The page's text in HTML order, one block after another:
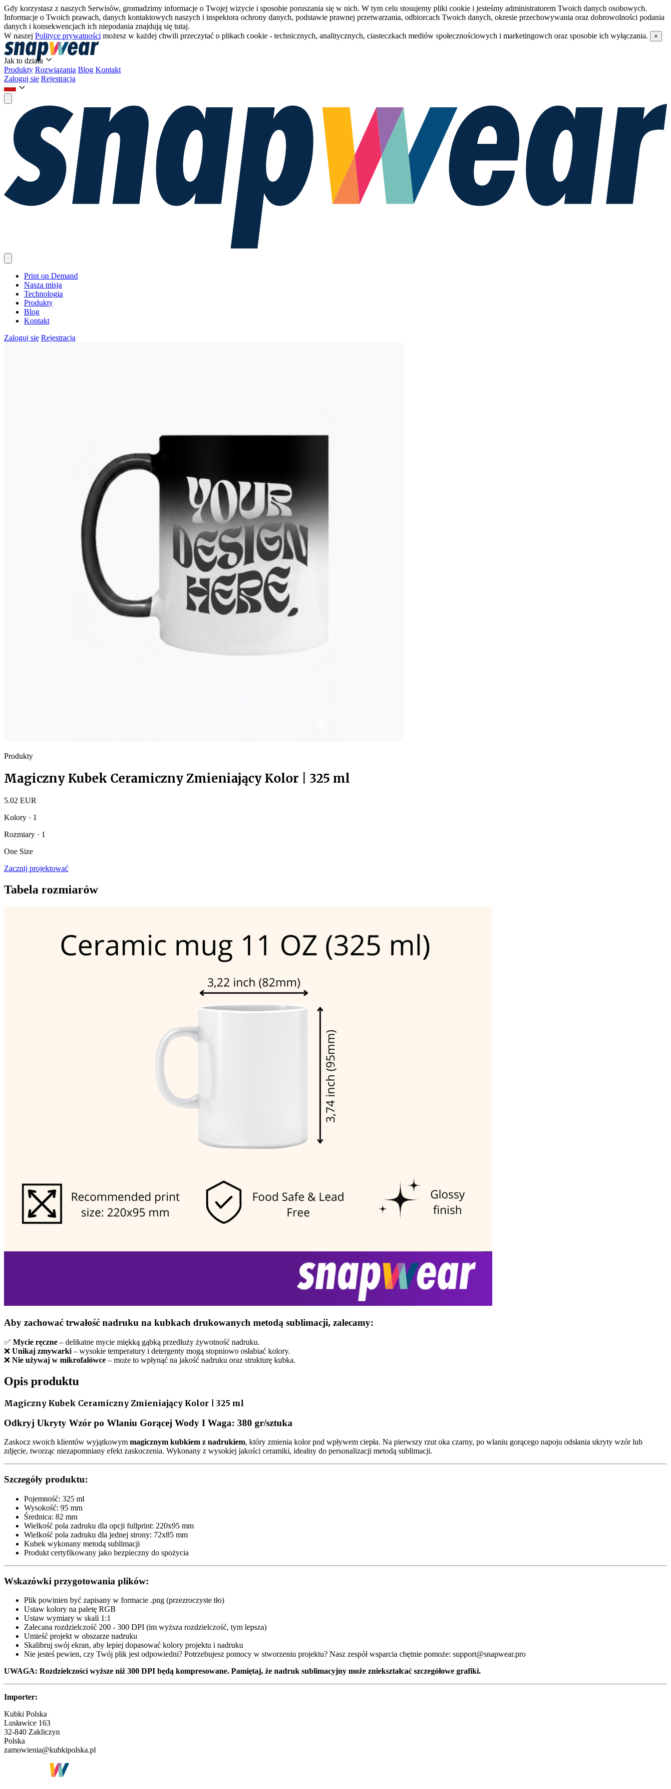
Gdy korzystasz z naszych Serwisów, gromadzimy informacje o Twojej wizycie i sposobie poruszania się w nich. W tym celu stosujemy pliki cookie i jesteśmy administratorem Twoich danych osobowych.
Informacje o Twoich prawach, danych kontaktowych naszych i inspektora ochrony danych, podstawie prawnej przetwarzania, odbiorcach Twoich danych, okresie przechowywania oraz dobrowolności podania
danych i konsekwencjach ich niepodania znajdują się tutaj.
W naszej Polityce prywatności możesz w każdej chwili przeczytać o plikach cookie - technicznych, analitycznych, ciasteczkach mediów społecznościowych i marketingowch oraz sposobie ich wyłączania. ×
Jak to działa
Produkty Rozwiązania Blog Kontakt
Zaloguj się Rejestracja
Print on Demand
Nasza misja
Technologia
Produkty
Blog
Kontakt
Zaloguj się Rejestracja
Produkty
Magiczny Kubek Ceramiczny Zmieniający Kolor | 325 ml
5.02 EUR
Kolory · 1
Rozmiary · 1
One Size
Zacznij projektować
Tabela rozmiarów
Aby zachować trwałość nadruku na kubkach drukowanych metodą sublimacji, zalecamy:
✅ Mycie ręczne – delikatne mycie miękką gąbką przedłuży żywotność nadruku.
❌ Unikaj zmywarki – wysokie temperatury i detergenty mogą stopniowo osłabiać kolory.
❌ Nie używaj w mikrofalówce – może to wpłynąć na jakość nadruku oraz strukturę kubka.
Opis produktu
Magiczny Kubek Ceramiczny Zmieniający Kolor | 325 ml
Odkryj Ukryty Wzór po Wlaniu Gorącej Wody I Waga: 380 gr/sztuka
Zaskocz swoich klientów wyjątkowym magicznym kubkiem z nadrukiem, który zmienia kolor pod wpływem ciepła. Na pierwszy rzut oka czarny, po wlaniu gorącego napoju odsłania ukryty wzór lub
zdjęcie, tworząc niezapomniany efekt zaskoczenia. Wykonany z wysokiej jakości ceramiki, idealny do personalizacji metodą sublimacji.
Szczegóły produktu:
Pojemność: 325 ml
Wysokość: 95 mm
Średnica: 82 mm
Wielkość pola zadruku dla opcji fullprint: 220x95 mm
Wielkość pola zadruku dla jednej strony: 72x85 mm
Kubek wykonany metodą sublimacji
Produkt certyfikowany jako bezpieczny do spożycia
Wskazówki przygotowania plików:
Plik powinien być zapisany w formacie .png (przezroczyste tło)
Ustaw kolory na paletę RGB
Ustaw wymiary w skali 1:1
Zalecana rozdzielczość 200 - 300 DPI (im wyższa rozdzielczość, tym lepsza)
Umieść projekt w obszarze nadruku
Skalibruj swój ekran, aby lepiej dopasować kolory projektu i nadruku
Nie jesteś pewien, czy Twój plik jest odpowiedni? Potrzebujesz pomocy w stworzeniu projektu? Nasz zespół wsparcia chętnie pomoże: support@snapwear.pro
UWAGA: Rozdzielczości wyższe niż 300 DPI będą kompresowane. Pamiętaj, że nadruk sublimacyjny może zniekształcać szczegółowe grafiki.
Importer:
Kubki Polska
Lusławice 163
32-840 Zakliczyn
Polska
zamowienia@kubkipolska.pl